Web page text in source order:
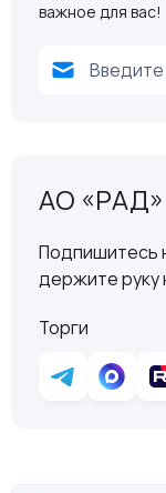
важное для вас!
АО «РАД»
Подпишитесь
держите руку
Торги